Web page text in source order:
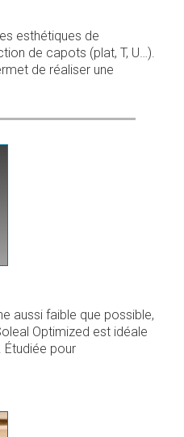
esthétiques de
de capots (plat, T, U…).
de réaliser une
aussi faible que possible,
Optimized est idéale
Étudiée pour